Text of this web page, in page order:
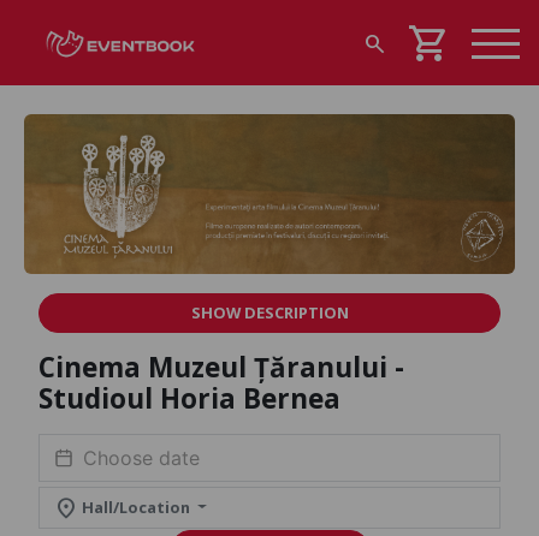
search shopping_cart
SHOW DESCRIPTION
Cinema Muzeul Țăranului -
Studioul Horia Bernea
location_on Hall/Location